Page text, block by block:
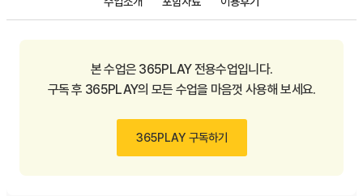
본 수업은 365PLAY 전용수업입니다.
구독 후 365PLAY의 모든 수업을 마음껏 사용해 보세요.
365PLAY 구독하기